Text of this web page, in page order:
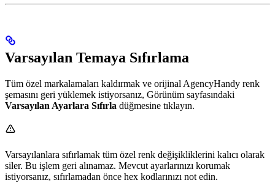
Varsayılan Temaya Sıfırlama
Tüm özel markalamaları kaldırmak ve orijinal AgencyHandy renk
şemasını geri yüklemek istiyorsanız, Görünüm sayfasındaki
Varsayılan Ayarlara Sıfırla düğmesine tıklayın.
Varsayılanlara sıfırlamak tüm özel renk değişikliklerini kalıcı olarak
siler. Bu işlem geri alınamaz. Mevcut ayarlarınızı korumak
istiyorsanız, sıfırlamadan önce hex kodlarınızı not edin.